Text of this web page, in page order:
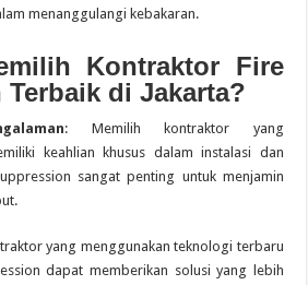
menanggulangi kebakaran.
Kontraktor Fire
di Jakarta?
: Memilih kontraktor yang
keahlian khusus dalam instalasi dan
sangat penting untuk menjamin
yang menggunakan teknologi terbaru
dapat memberikan solusi yang lebih